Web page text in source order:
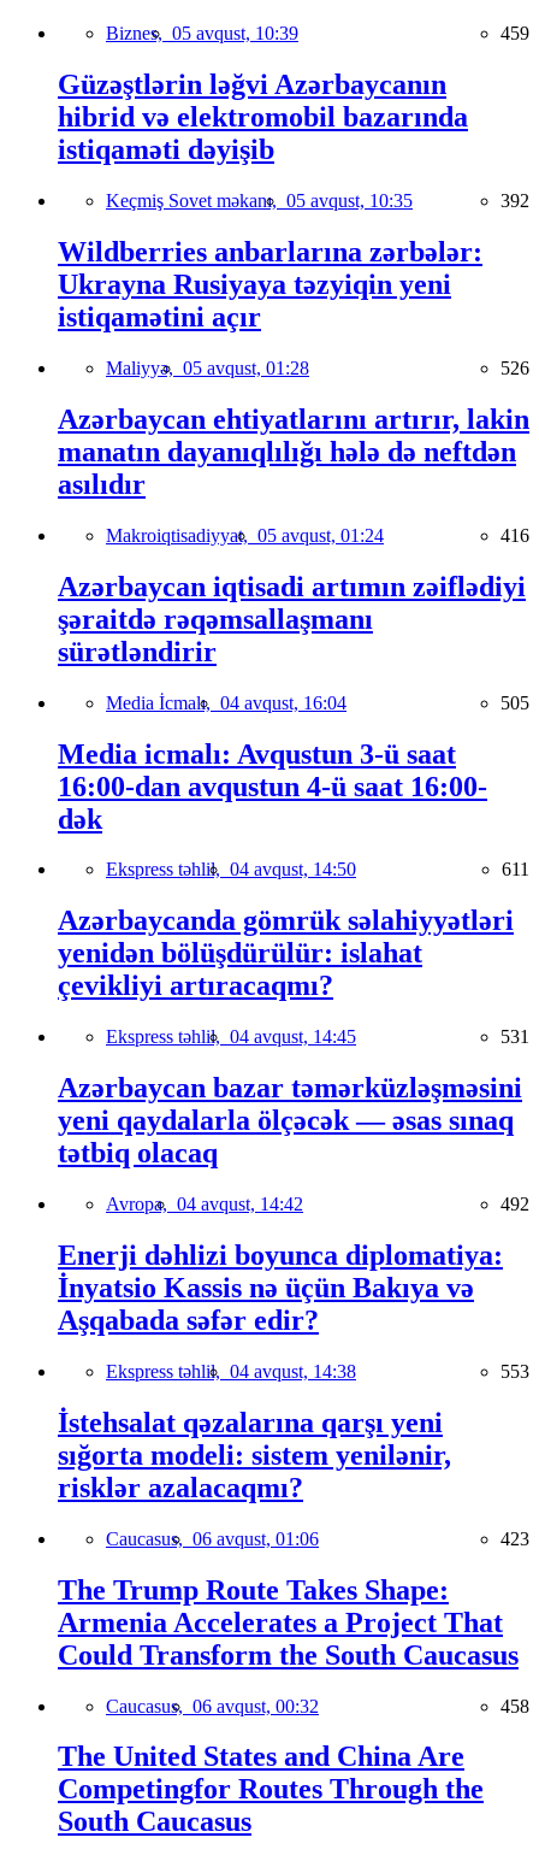
Biznes, 05 avqust, 10:39 459
Güzəştlərin ləğvi Azərbaycanın
hibrid və elektromobil bazarında
istiqaməti dəyişib
Keçmiş Sovet məkanı, 05 avqust, 10:35 392
Wildberries anbarlarına zərbələr:
Ukrayna Rusiyaya təzyiqin yeni
istiqamətini açır
Maliyyə, 05 avqust, 01:28 526
Azərbaycan ehtiyatlarını artırır, lakin
manatın dayanıqlılığı hələ də neftdən
asılıdır
Makroiqtisadiyyat, 05 avqust, 01:24 416
Azərbaycan iqtisadi artımın zəiflədiyi
şəraitdə rəqəmsallaşmanı
sürətləndirir
Media İcmalı, 04 avqust, 16:04 505
Media icmalı: Avqustun 3-ü saat
16:00-dan avqustun 4-ü saat 16:00-
dək
Ekspress təhlil, 04 avqust, 14:50 611
Azərbaycanda gömrük səlahiyyətləri
yenidən bölüşdürülür: islahat
çevikliyi artıracaqmı?
Ekspress təhlil, 04 avqust, 14:45 531
Azərbaycan bazar təmərküzləşməsini
yeni qaydalarla ölçəcək — əsas sınaq
tətbiq olacaq
Avropa, 04 avqust, 14:42 492
Enerji dəhlizi boyunca diplomatiya:
İnyatsio Kassis nə üçün Bakıya və
Aşqabada səfər edir?
Ekspress təhlil, 04 avqust, 14:38 553
İstehsalat qəzalarına qarşı yeni
sığorta modeli: sistem yenilənir,
risklər azalacaqmı?
Caucasus, 06 avqust, 01:06 423
The Trump Route Takes Shape:
Armenia Accelerates a Project That
Could Transform the South Caucasus
Caucasus, 06 avqust, 00:32 458
The United States and China Are
Competingfor Routes Through the
South Caucasus